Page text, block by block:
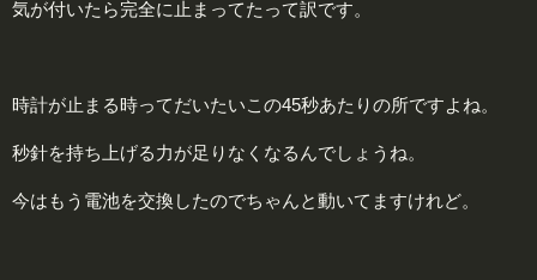
気が付いたら完全に止まってたって訳です。
時計が止まる時ってだいたいこの45秒あたりの所ですよね。
秒針を持ち上げる力が足りなくなるんでしょうね。
今はもう電池を交換したのでちゃんと動いてますけれど。